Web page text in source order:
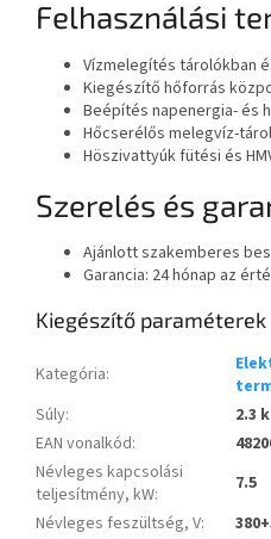
Felhasználási
Vízmelegítés tárolókban
Kiegészítő hőforrás
Beépítés napenergia- és
Hőcserélős melegvíz-
Höszivattyúk fütési és
Szerelés és
Ajánlott szakemberes
Garancia: 24 hónap az
Kiegészítő paraméterek
Kategória:
Súly:
2.3
EAN vonalkód:
Névleges kapcsolási
teljesítmény, kW:
7.5
Névleges feszültség, V: